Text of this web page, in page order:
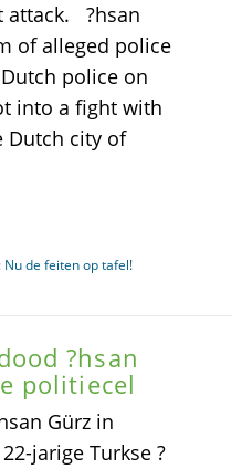
attack. ?hsan
of alleged police
police on
into a fight with
Dutch city of
de feiten op tafel!
?hsan
politiecel
Gürz in
jarige Turkse ?